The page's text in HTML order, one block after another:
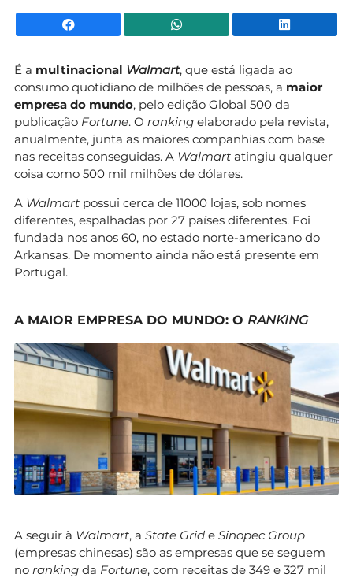
Facebook WhatsApp
É a multinacional Walmart, que está ligada ao
consumo quotidiano de milhões de pessoas, a maior
empresa do mundo, pelo edição Global 500 da
publicação Fortune. O ranking elaborado pela revista,
anualmente, junta as maiores companhias com base
nas receitas conseguidas. A Walmart atingiu qualquer
coisa como 500 mil milhões de dólares.
A Walmart possui cerca de 11000 lojas, sob nomes
diferentes, espalhadas por 27 países diferentes. Foi
fundada nos anos 60, no estado norte-americano do
Arkansas. De momento ainda não está presente em
Portugal.
A MAIOR EMPRESA DO MUNDO: O RANKING
A seguir à Walmart, a State Grid e Sinopec Group
(empresas chinesas) são as empresas que se seguem
no ranking da Fortune, com receitas de 349 e 327 mil